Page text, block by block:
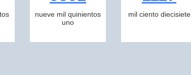
nueve mil quinientos
uno
mil ciento diecisiete